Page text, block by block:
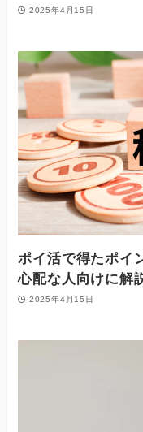
2025年4月15日
ポイ活で得たポイ
心配な人向けに解
2025年4月15日